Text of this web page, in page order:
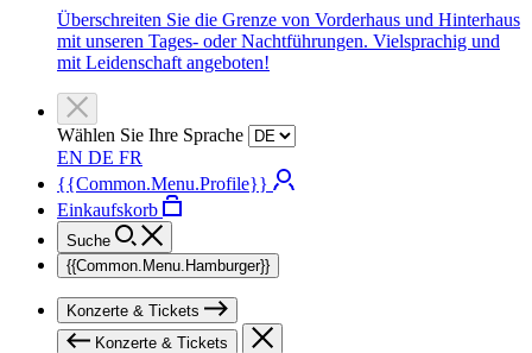
Überschreiten Sie die Grenze von Vorderhaus und Hinterhaus
mit unseren Tages- oder Nachtführungen. Vielsprachig und
mit Leidenschaft angeboten!
Wählen Sie Ihre Sprache
EN DE FR
{{Common.Menu.Profile}}
Einkaufskorb
Suche
{{Common.Menu.Hamburger}}
Konzerte & Tickets
Konzerte & Tickets